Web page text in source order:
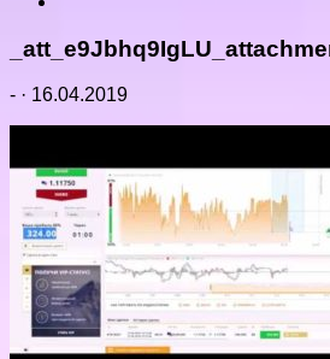
- · 16.04.2019